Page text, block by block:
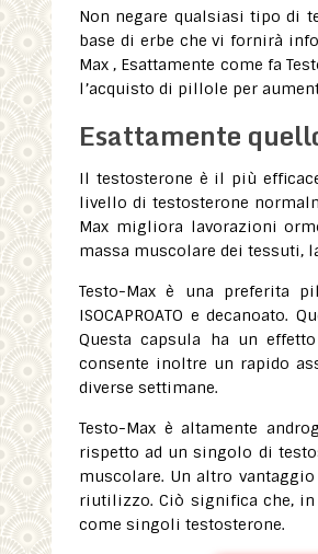
Non negare qualsiasi tipo di
base di erbe che vi fornirà
Max , Esattamente come fa
l’acquisto di pillole per
Esattamente
Il testosterone è il più
livello di testosterone
Max migliora lavorazioni
massa muscolare dei tessuti,
Testo-Max è una preferita
ISOCAPROATO e
Questa capsula ha un
consente inoltre un rapido
diverse settimane.
Testo-Max è altamente
rispetto ad un singolo di
muscolare. Un altro
riutilizzo. Ciò significa che,
come singoli testosterone.